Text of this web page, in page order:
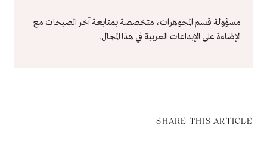
مسؤولة قسم المجوهرات، متخصصة بمتابعة آخر الصيحات مع
الإضاءة على الإبداعات العربية في هذا المجال.
SHARE THIS ARTICLE